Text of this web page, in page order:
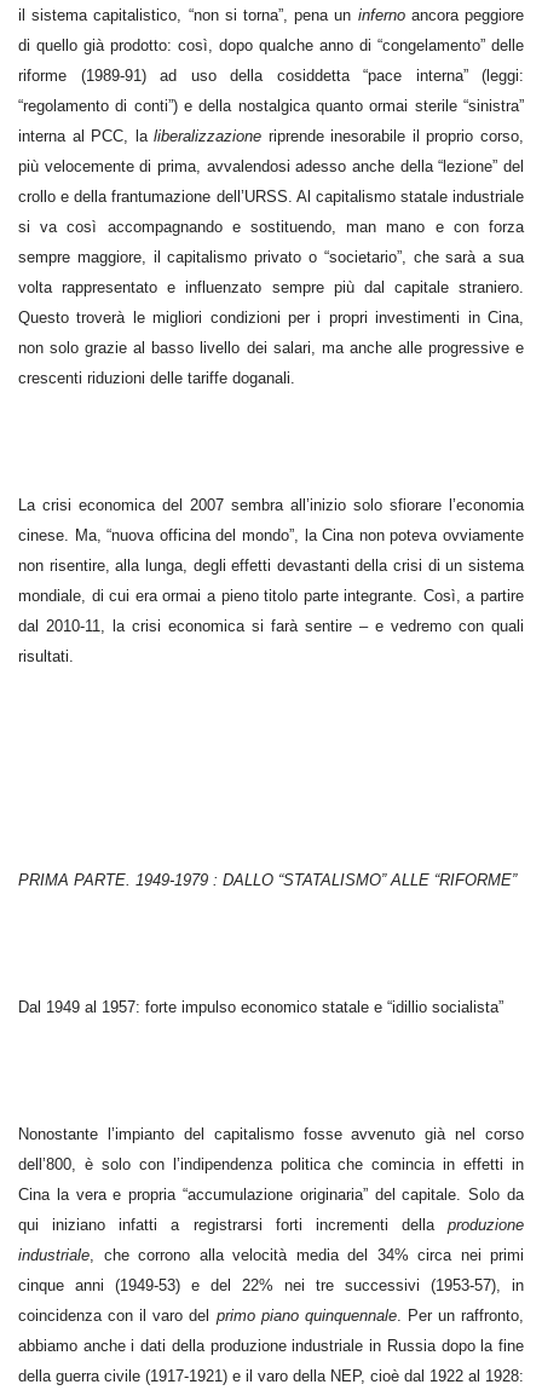
il sistema capitalistico, “non si torna”, pena un infernoancora peggiore
di quello già prodotto: così, dopo qualche anno di “congelamento” delle
riforme (1989-91) ad uso della cosiddetta “pace interna” (leggi:
“regolamento di conti”) e della nostalgica quanto ormai sterile “sinistra”
interna al PCC, laliberalizzazione riprende inesorabile il proprio corso,
più velocemente di prima, avvalendosi adesso anche della “lezione” del
crollo e della frantumazione dell’URSS. Al capitalismo statale industriale
si va così accompagnando e sostituendo, man mano e con forza
sempre maggiore, il capitalismo privato o “societario”, che sarà a sua
volta rappresentato e influenzato sempre più dal capitale straniero.
Questo troverà le migliori condizioni per i propri investimenti in Cina,
non solo grazie al basso livello dei salari, ma anche alle progressive e
crescenti riduzioni delle tariffe doganali.
La crisi economica del 2007 sembra all’inizio solo sfiorare l’economia
cinese. Ma, “nuova officina del mondo”, la Cina non poteva ovviamente
non risentire, alla lunga, degli effetti devastanti della crisi di un sistema
mondiale, di cui era ormai a pieno titolo parte integrante. Così, a partire
dal 2010-11, la crisi economica si farà sentire – e vedremo con quali
risultati.
PRIMA PARTE. 1949-1979 : DALLO “STATALISMO” ALLE “RIFORME”
Dal 1949 al 1957: forte impulso economico statale e “idillio socialista”
Nonostante l’impianto del capitalismo fosse avvenuto già nel corso
dell’800, è solo con l’indipendenza politica che comincia in effetti in
Cina la vera e propria “accumulazione originaria” del capitale. Solo da
qui iniziano infatti a registrarsi forti incrementi della produzione
industriale, che corrono alla velocità media del 34% circa nei primi
cinque anni (1949-53) e del 22% nei tre successivi (1953-57), in
coincidenza con il varo del primo piano quinquennale. Per un raffronto,
abbiamo anche i dati della produzione industriale in Russia dopo la fine
della guerra civile (1917-1921) e il varo della NEP, cioè dal 1922 al 1928: